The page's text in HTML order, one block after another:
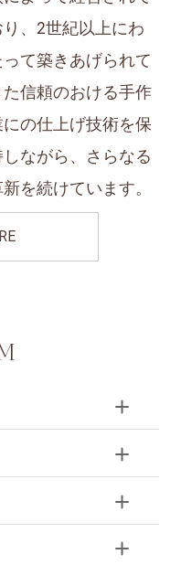
り、2世紀以上にわ
って築きあげられて
た信頼のおける手作
にの仕上げ技術を保
しながら、さらなる
を続けています。